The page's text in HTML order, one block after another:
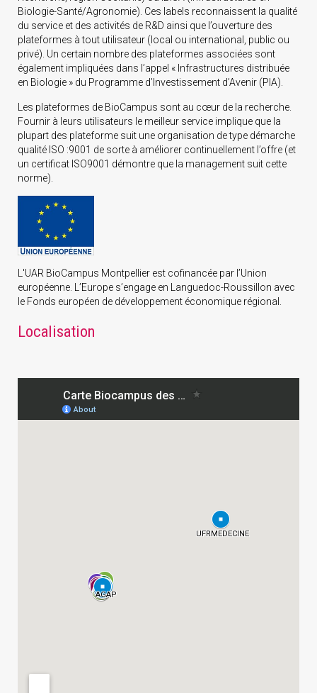
Biologie-Santé/Agronomie). Ces labels reconnaissent la qualité
du service et des activités de R&D ainsi que l’ouverture des
plateformes à tout utilisateur (local ou international, public ou
privé). Un certain nombre des plateformes associées sont
également impliquées dans l’appel « Infrastructures distribuée
en Biologie » du Programme d’Investissement d’Avenir (PIA).
Les plateformes de BioCampus sont au cœur de la recherche.
Fournir à leurs utilisateurs le meilleur service implique que la
plupart des plateforme suit une organisation de type démarche
qualité ISO :9001 de sorte à améliorer continuellement l’offre (et
un certificat ISO9001 démontre que la management suit cette
norme).
L'UAR BioCampus Montpellier est cofinancée par l’Union
européenne. L’Europe s’engage en Languedoc-Roussillon avec
le Fonds européen de développement économique régional.
Localisation